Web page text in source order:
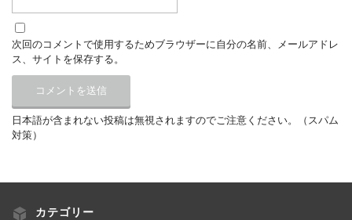
次回のコメントで使用するためブラウザーに自分の名前、メールアドレ
ス、サイトを保存する。
日本語が含まれない投稿は無視されますのでご注意ください。（スパム
対策）
カテゴリー